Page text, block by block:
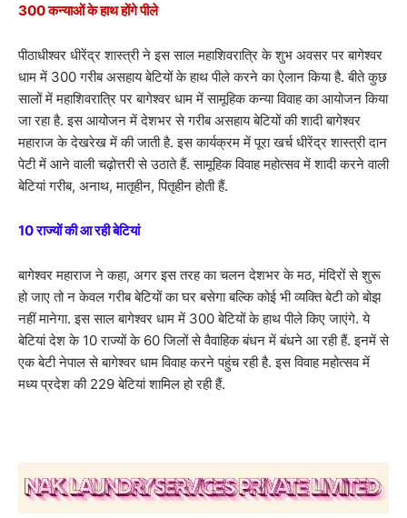
300 कन्याओं के हाथ होंगे पीले
पीठाधीश्वर धीरेंद्र शास्त्री ने इस साल महाशिवरात्रि के शुभ अवसर पर बागेश्वर
धाम में 300 गरीब असहाय बेटियों के हाथ पीले करने का ऐलान किया है. बीते कुछ
सालों में महाशिवरात्रि पर बागेश्वर धाम में सामूहिक कन्या विवाह का आयोजन किया
जा रहा है. इस आयोजन में देशभर से गरीब असहाय बेटियों की शादी बागेश्वर
महाराज के देखरेख में की जाती है. इस कार्यक्रम में पूरा खर्च धीरेंद्र शास्त्री दान
पेटी में आने वाली चढ़ोत्तरी से उठाते हैं. सामूहिक विवाह महोत्सव में शादी करने वाली
बेटियां गरीब, अनाथ, मातृहीन, पितृहीन होती हैं.
10 राज्यों की आ रही बेटियां
बागेश्वर महाराज ने कहा, अगर इस तरह का चलन देशभर के मठ, मंदिरों से शुरू
हो जाए तो न केवल गरीब बेटियों का घर बसेगा बल्कि कोई भी व्यक्ति बेटी को बोझ
नहीं मानेगा. इस साल बागेश्वर धाम में 300 बेटियों के हाथ पीले किए जाएंगे. ये
बेटियां देश के 10 राज्यों के 60 जिलों से वैवाहिक बंधन में बंधने आ रही हैं. इनमें से
एक बेटी नेपाल से बागेश्वर धाम विवाह करने पहुंच रही है. इस विवाह महोत्सव में
मध्य प्रदेश की 229 बेटियां शामिल हो रही हैं.